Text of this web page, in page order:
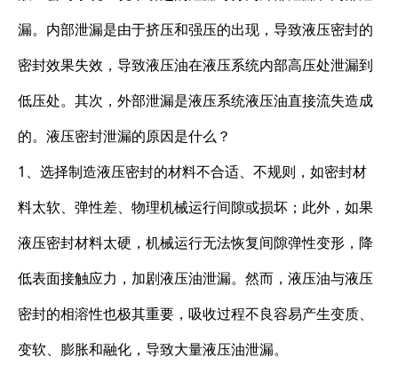
漏。内部泄漏是由于挤压和强压的出现，导致液压密封的
密封效果失效，导致液压油在液压系统内部高压处泄漏到
低压处。其次，外部泄漏是液压系统液压油直接流失造成
的。液压密封泄漏的原因是什么？
1、选择制造液压密封的材料不合适、不规则，如密封材
料太软、弹性差、物理机械运行间隙或损坏；此外，如果
液压密封材料太硬，机械运行无法恢复间隙弹性变形，降
低表面接触应力，加剧液压油泄漏。然而，液压油与液压
密封的相溶性也极其重要，吸收过程不良容易产生变质、
变软、膨胀和融化，导致大量液压油泄漏。